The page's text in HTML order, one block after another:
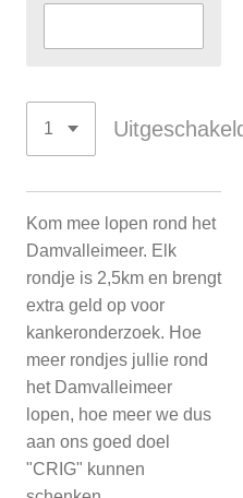
Kom mee lopen rond het
Damvalleimeer. Elk
rondje is 2,5km en brengt
extra geld op voor
kankeronderzoek. Hoe
meer rondjes jullie rond
het Damvalleimeer
lopen, hoe meer we dus
aan ons goed doel
"CRIG" kunnen